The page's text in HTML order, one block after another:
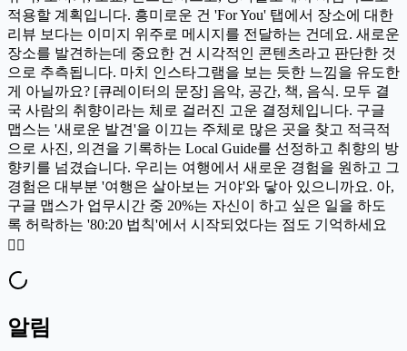
적용할 계획입니다. 흥미로운 건 'For You' 탭에서 장소에 대한
리뷰 보다는 이미지 위주로 메시지를 전달하는 건데요. 새로운
장소를 발견하는데 중요한 건 시각적인 콘텐츠라고 판단한 것
으로 추측됩니다. 마치 인스타그램을 보는 듯한 느낌을 유도한
게 아닐까요? [큐레이터의 문장] 음악, 공간, 책, 음식. 모두 결
국 사람의 취향이라는 체로 걸러진 고운 결정체입니다. 구글
맵스는 '새로운 발견'을 이끄는 주체로 많은 곳을 찾고 적극적
으로 사진, 의견을 기록하는 Local Guide를 선정하고 취향의 방
향키를 넘겼습니다. 우리는 여행에서 새로운 경험을 원하고 그
경험은 대부분 '여행은 살아보는 거야'와 닿아 있으니까요. 아,
구글 맵스가 업무시간 중 20%는 자신이 하고 싶은 일을 하도
록 허락하는 '80:20 법칙'에서 시작되었다는 점도 기억하세요
🏄‍♀️
알림